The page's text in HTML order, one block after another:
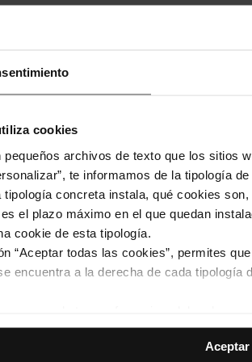
cookies
pequeños archivos de texto que los sitios
te informamos de la tipología
tipología concreta instala, qué cookies
el plazo máximo en el que quedan
cookie de esta tipología.
“Aceptar todas las cookies”, permites
encuentra a la derecha de cada
hayas seleccionado previamente. Te
tus opciones de navegación (como el